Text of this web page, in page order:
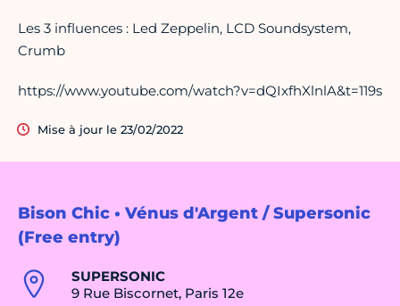
Bison Chic • Vénus d'Argent / Supersonic
(Free entry)
SUPERSONIC
9 Rue Biscornet, Paris 12e
Les 3 influences : Led Zeppelin, LCD Soundsystem,
Crumb
https://www.youtube.com/watch?v=dQIxfhXlnlA&t=119s
Mise à jour le 23/02/2022